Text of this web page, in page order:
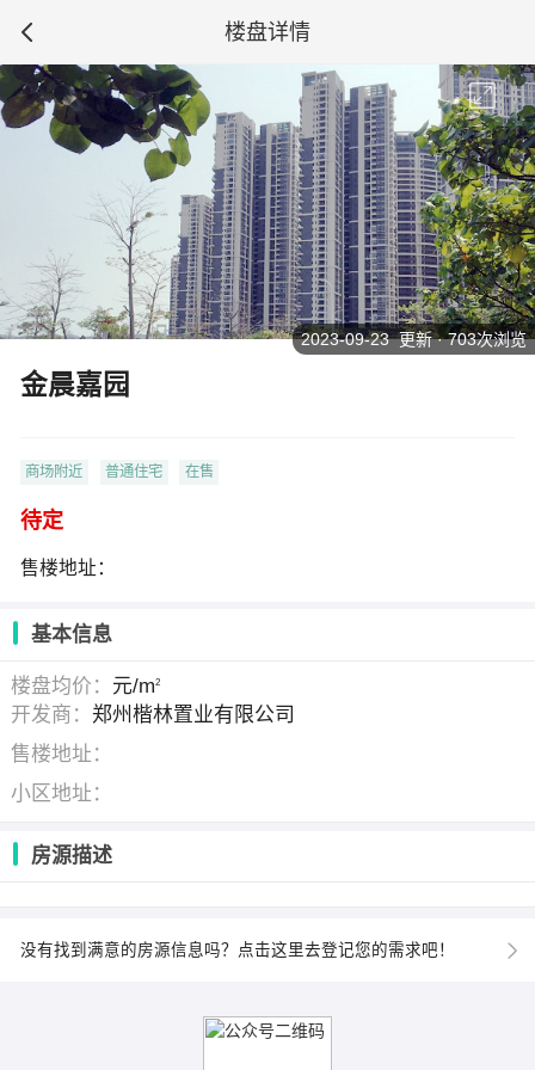
楼盘详情
金晨嘉园
商场附近 普通住宅 在售
待定
售楼地址：
2023-09-23 更新 · 703次浏览
基本信息
楼盘均价： 元/m2
开发商：郑州楷林置业有限公司
售楼地址：
小区地址：
房源描述
没有找到满意的房源信息吗？点击这里去登记您的需求吧！